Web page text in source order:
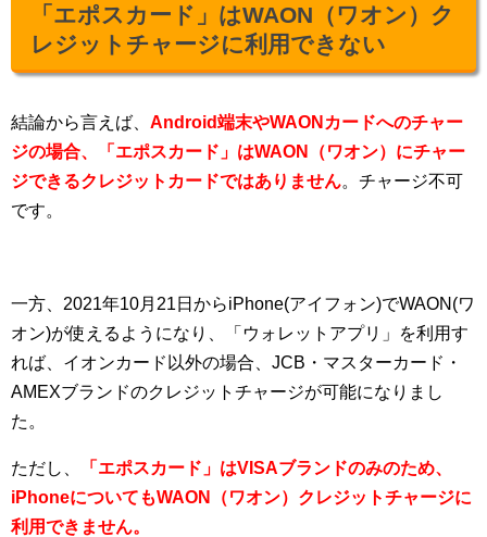
「エポスカード」はWAON（ワオン）ク
レジットチャージに利用できない
結論から言えば、 Android端末やWAONカードへのチャー
ジの場合、
「エポスカード」はWAON（ワオン）にチャー
ジできるクレジットカードではありません。チャージ不可
です。
一方、2021年10月21日からiPhone(アイフォン)でWAON(ワ
オン)が使えるようになり、「ウォレットアプリ」を利用す
れば、イオンカード以外の場合、JCB・マスターカード・
AMEXブランドのクレジットチャージが可能になりまし
た。
ただし、
「エポスカード」はVISAブランドのみのため、
iPhoneについてもWAON（ワオン）クレジットチャージに
利用できません。